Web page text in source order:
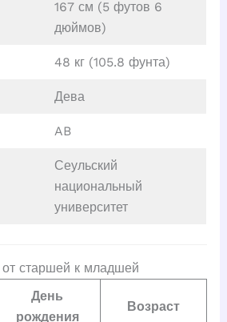
167 см (5 футов 6
дюймов)
48 кг (105.8 фунта)
Дева
AB
Сеульский
национальный
университет
от старшей к младшей
День
рождения
Возраст